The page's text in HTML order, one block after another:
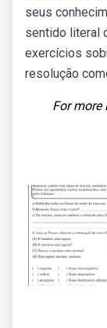
seus
sentido literal
exercícios
resolução
For more